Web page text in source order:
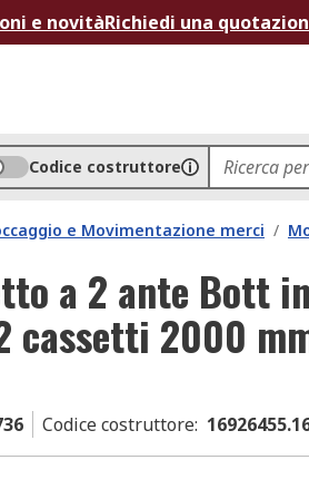
e novitàRichiedi una
Codice costruttore
e Movimentazione merci /
a 2 ante Bott
cassetti 2000
Codice costruttore: